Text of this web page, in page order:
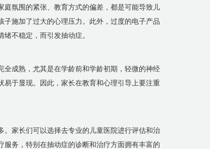
庭氛围的紧张、教育方式的偏差，都是可能导致儿
施加了过大的心理压力。此外，过度的电子产品
不稳定，而引发抽动症。
成熟，尤其是在学龄前和学龄初期，轻微的神经
于显现。因此，家长在教育和心理引导上要注重
家长们可以选择去专业的儿童医院进行评估和治
务，特别在抽动症的诊断和治疗方面拥有丰富的